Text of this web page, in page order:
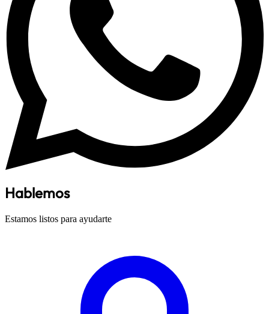
Hablemos
Estamos listos para ayudarte